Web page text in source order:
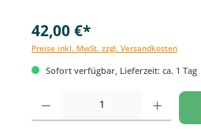
42,00 €*
Preise inkl. MwSt. zzgl. Versandkosten
Sofort verfügbar, Lieferzeit: ca. 1 Tag
Produkt Anzahl: Gib den gewünschten